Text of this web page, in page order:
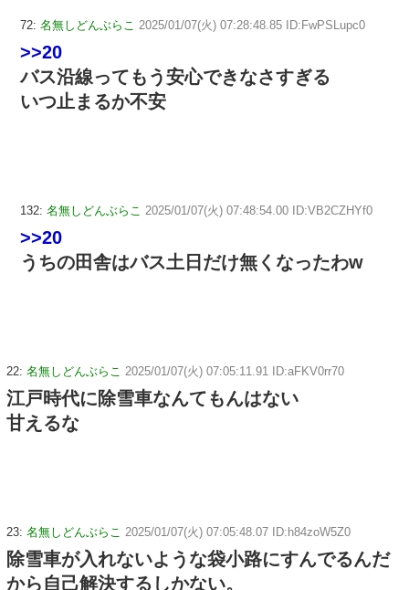
72: 名無しどんぶらこ 2025/01/07(火) 07:28:48.85 ID:FwPSLupc0
>>20
バス沿線ってもう安心できなさすぎる
いつ止まるか不安
132: 名無しどんぶらこ 2025/01/07(火) 07:48:54.00 ID:VB2CZHYf0
>>20
うちの田舎はバス土日だけ無くなったわw
22: 名無しどんぶらこ 2025/01/07(火) 07:05:11.91 ID:aFKV0rr70
江戸時代に除雪車なんてもんはない
甘えるな
23: 名無しどんぶらこ 2025/01/07(火) 07:05:48.07 ID:h84zoW5Z0
除雪車が入れないような袋小路にすんでるんだ
から自己解決するしかない。